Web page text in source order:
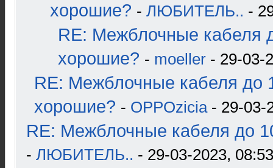
хорошие? - ЛЮБИТЕЛЬ.. -
RE: Межблочные кабеля
хорошие? - moeller - 29-03-
RE: Межблочные кабеля до
хорошие? - OPPOzicia- 29-03-
RE: Межблочные кабеля до
- ЛЮБИТЕЛЬ.. - 29-03-2023, 08:53